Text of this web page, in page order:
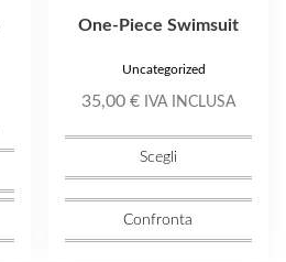
One-Piece Swimsuit
Uncategorized
35,00 € IVA INCLUSA
Scegli
Confronta